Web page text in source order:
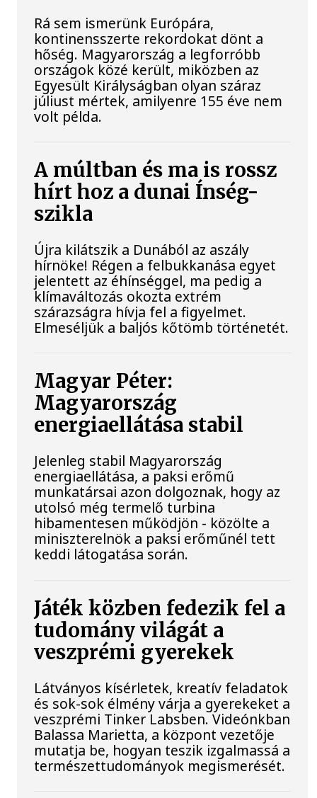
Rá sem ismerünk Európára,
kontinensszerte rekordokat dönt a
hőség. Magyarország a legforróbb
országok közé került, miközben az
Egyesült Királyságban olyan száraz
júliust mértek, amilyenre 155 éve nem
volt példa.
A múltban és ma is rossz
hírt hoz a dunai Ínség-
szikla
Újra kilátszik a Dunából az aszály
hírnöke! Régen a felbukkanása egyet
jelentett az éhínséggel, ma pedig a
klímaváltozás okozta extrém
szárazságra hívja fel a figyelmet.
Elmeséljük a baljós kőtömb történetét.
Magyar Péter:
Magyarország
energiaellátása stabil
Jelenleg stabil Magyarország
energiaellátása, a paksi erőmű
munkatársai azon dolgoznak, hogy az
utolsó még termelő turbina
hibamentesen működjön - közölte a
miniszterelnök a paksi erőműnél tett
keddi látogatása során.
Játék közben fedezik fel a
tudomány világát a
veszprémi gyerekek
Látványos kísérletek, kreatív feladatok
és sok-sok élmény várja a gyerekeket a
veszprémi Tinker Labsben. Videónkban
Balassa Marietta, a központ vezetője
mutatja be, hogyan teszik izgalmassá a
természettudományok megismerését.